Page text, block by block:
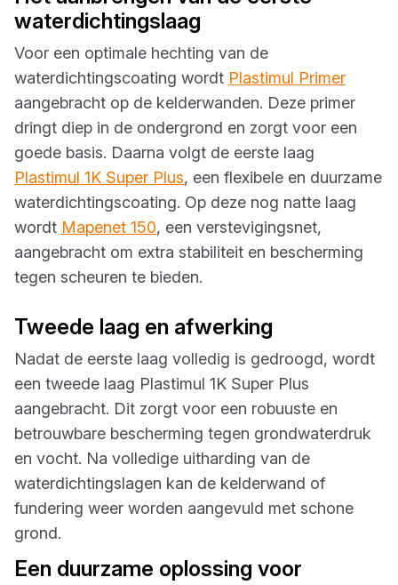
waterdichtingslaag
Voor een optimale hechting van de
waterdichtingscoating wordt Plastimul Primer
aangebracht op de kelderwanden. Deze primer
dringt diep in de ondergrond en zorgt voor een
goede basis. Daarna volgt de eerste laag
Plastimul 1K Super Plus, een flexibele en duurzame
waterdichtingscoating. Op deze nog natte laag
wordt Mapenet 150, een verstevigingsnet,
aangebracht om extra stabiliteit en bescherming
tegen scheuren te bieden.
Tweede laag en afwerking
Nadat de eerste laag volledig is gedroogd, wordt
een tweede laag Plastimul 1K Super Plus
aangebracht. Dit zorgt voor een robuuste en
betrouwbare bescherming tegen grondwaterdruk
en vocht. Na volledige uitharding van de
waterdichtingslagen kan de kelderwand of
fundering weer worden aangevuld met schone
grond.
Een duurzame oplossing voor